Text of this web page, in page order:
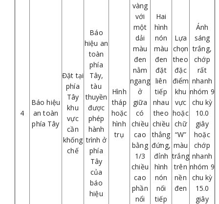
4
Báo hiệu
an toàn
phía Tây
Đặt tại
phía
Tây
khu
vực
cần
khống
chế
Báo
hiệu an
toàn
phía
Tây,
tàu
thuyền
được
phép
hành
trình ở
phía
Tây
của
báo
hiệu
Hình
tháp
hoặc
hình
trụ
vàng
với
một
dải
màu
đen
nằm
ngang
ở
giữa
có
chiều
cao
bằng
1/3
chiều
cao
phần
nổi
Hai
hình
nón
màu
đen
đặt
liên
tiếp
nhau
theo
chiều
thẳng
đứng,
đỉnh
hình
nón
nối
tiếp
Lựa
chọn
theo
đặc
điểm
khu
vực
hoặc
chữ
“W”
màu
trắng
trên
nền
đen
Ánh
sáng
trắng,
chớp
rất
nhanh
nhóm 9
chu kỳ
10.0
giây
hoặc
chớp
nhanh
nhóm 9
chu kỳ
15.0
giây